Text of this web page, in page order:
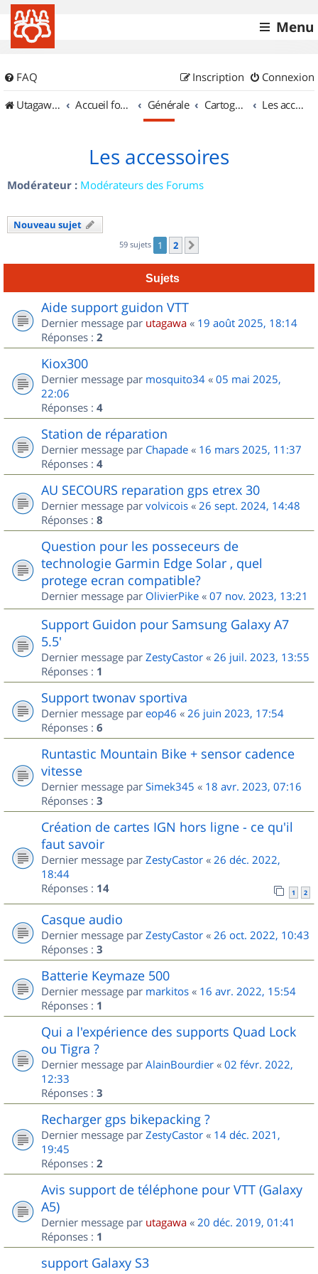
Menu
FAQ Connexion
Inscription
UtagawaVTT (Randos VTT et VTTAE avec traces GPS)
Accueil forum Générale Cartographie et GPS Les accessoires
Les accessoires
Modérateur : Modérateurs des Forums
Nouveau sujet
59 sujets 1 2
Sujets
Aide support guidon VTT
Dernier message par utagawa « 19 août 2025, 18:14
Réponses : 2
Kiox300
Dernier message par mosquito34 « 05 mai 2025,
22:06
Réponses : 4
Station de réparation
Dernier message par Chapade « 16 mars 2025, 11:37
Réponses : 4
AU SECOURS reparation gps etrex 30
Dernier message par volvicois « 26 sept. 2024, 14:48
Réponses : 8
Question pour les posseceurs de
technologie Garmin Edge Solar , quel
protege ecran compatible?
Dernier message par OlivierPike « 07 nov. 2023, 13:21
Support Guidon pour Samsung Galaxy A7
5.5'
Dernier message par ZestyCastor « 26 juil. 2023, 13:55
Réponses : 1
Support twonav sportiva
Dernier message par eop46 « 26 juin 2023, 17:54
Réponses : 6
Runtastic Mountain Bike + sensor cadence
vitesse
Dernier message par Simek345 « 18 avr. 2023, 07:16
Réponses : 3
Création de cartes IGN hors ligne - ce qu'il
faut savoir
Dernier message par ZestyCastor « 26 déc. 2022,
18:44
Réponses : 14 1 2
Casque audio
Dernier message par ZestyCastor « 26 oct. 2022, 10:43
Réponses : 3
Batterie Keymaze 500
Dernier message par markitos « 16 avr. 2022, 15:54
Réponses : 1
Qui a l'expérience des supports Quad Lock
ou Tigra ?
Dernier message par AlainBourdier « 02 févr. 2022,
12:33
Réponses : 3
Recharger gps bikepacking ?
Dernier message par ZestyCastor « 14 déc. 2021,
19:45
Réponses : 2
Avis support de téléphone pour VTT (Galaxy
A5)
Dernier message par utagawa « 20 déc. 2019, 01:41
Réponses : 1
support Galaxy S3